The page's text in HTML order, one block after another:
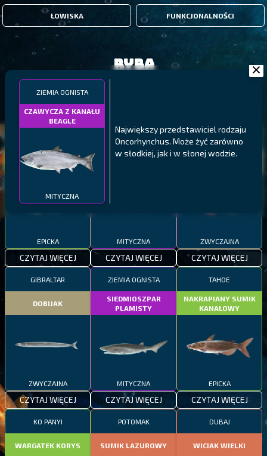
ŁOWISKA FUNKCJONALNOŚCI
ZIEMIA OGNISTA
CZAWYCZA Z KANAŁU
BEAGLE
MITYCZNA
Największy przedstawiciel rodzaju
Oncorhynchus. Może żyć zarówno
w słodkiej, jak i w słonej wodzie.
Ryba
PYSZCZAK ZACHODNI
EPICKA
CZYTAJ WIĘCEJ
PÓŁNOCNE FIORDY
MITYCZNA
CZYTAJ WIĘCEJ
WYSPY GALAPAGOS
BODIAN
ZWYCZAJNA
CZYTAJ WIĘCEJ
GIBRALTAR
DOBIJAK
ZWYCZAJNA
CZYTAJ WIĘCEJ
ZIEMIA OGNISTA
SIEDMIOSZPAR
PLAMISTY
MITYCZNA
CZYTAJ WIĘCEJ
TAHOE
NAKRAPIANY SUMIK
KANAŁOWY
EPICKA
CZYTAJ WIĘCEJ
KO PANYI
WARGATEK KORYS
POTOMAK
SUMIK LAZUROWY
DUBAJ
WICIAK WIELKI